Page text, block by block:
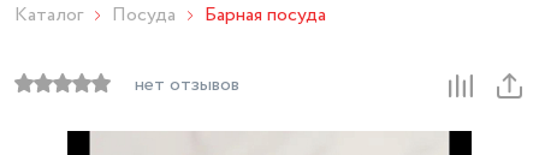
Каталог Посуда Барная посуда
нет отзывов